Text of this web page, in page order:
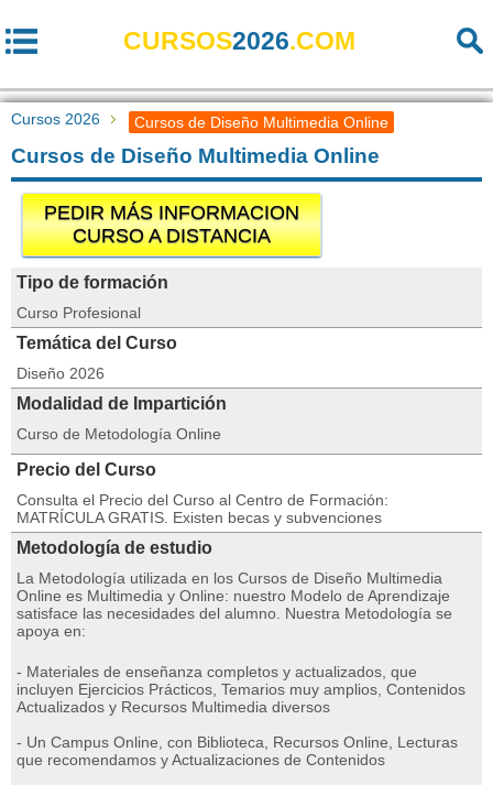
CURSOS2026.COM
Cursos 2026 Cursos de Diseño Multimedia Online
Cursos de Diseño Multimedia Online
PEDIR MÁS INFORMACION
CURSO A DISTANCIA
Tipo de formación
Curso Profesional
Temática del Curso
Diseño 2026
Modalidad de Impartición
Curso de Metodología Online
Precio del Curso
Consulta el Precio del Curso al Centro de Formación:
MATRÍCULA GRATIS. Existen becas y subvenciones
Metodología de estudio
La Metodología utilizada en los Cursos de Diseño Multimedia
Online es Multimedia y Online: nuestro Modelo de Aprendizaje
satisface las necesidades del alumno. Nuestra Metodología se
apoya en:
- Materiales de enseñanza completos y actualizados, que
incluyen Ejercicios Prácticos, Temarios muy amplios, Contenidos
Actualizados y Recursos Multimedia diversos
- Un Campus Online, con Biblioteca, Recursos Online, Lecturas
que recomendamos y Actualizaciones de Contenidos